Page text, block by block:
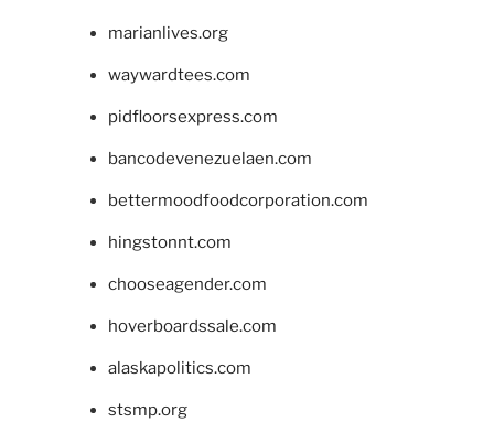
marianlives.org
waywardtees.com
pidfloorsexpress.com
bancodevenezuelaen.com
bettermoodfoodcorporation.com
hingstonnt.com
chooseagender.com
hoverboardssale.com
alaskapolitics.com
stsmp.org